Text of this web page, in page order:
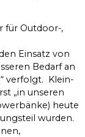
für Outdoor-,
Einsatz von
Bedarf an
verfolgt. Klein-
„in unseren
heute
wurden.